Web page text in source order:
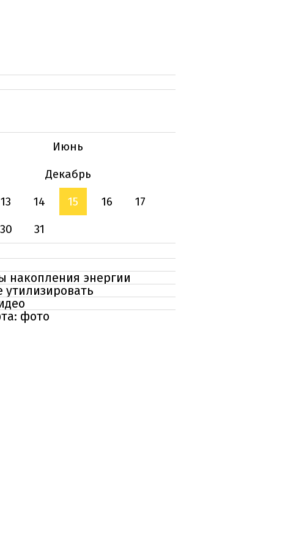
Июнь
Декабрь
13 14 15 16
17
30 31
накопления энергии
фото